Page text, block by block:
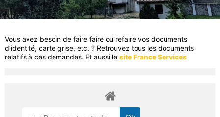
Vous avez besoin de faire faire ou refaire vos documents
d’identité, carte grise, etc. ? Retrouvez tous les documents
relatifs à ces demandes. Et aussi le site France Services